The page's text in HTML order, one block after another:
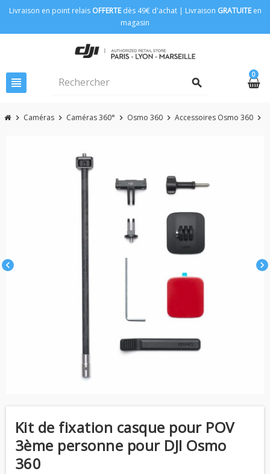
Livraison en point relais OFFERTEdès 49€ d'achat | Livraison GRATUITEen
magasin
view_headline search
0
chevron_right Caméras chevron_right Caméras 360° chevron_right Osmo 360 chevron_right Accessoires Osmo 360 chevron_right
chevron_left chevron_right
Kit de fixation casque pour POV
3ème personne pour DJI Osmo
360